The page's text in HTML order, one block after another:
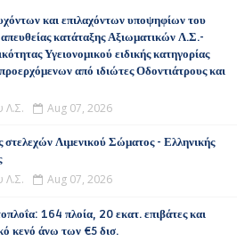
και επιλαχόντων υποψηφίων του
κατάταξης Αξιωματικών Λ.Σ.-
Υγειονομικού ειδικής κατηγορίας
από ιδιώτες Οδοντιάτρους και
Aug 07, 2026
στελεχών Λιμενικού Σώματος - Ελληνικής
Aug 07, 2026
164 πλοία, 20 εκατ. επιβάτες και
κενό άνω των €5 δισ.